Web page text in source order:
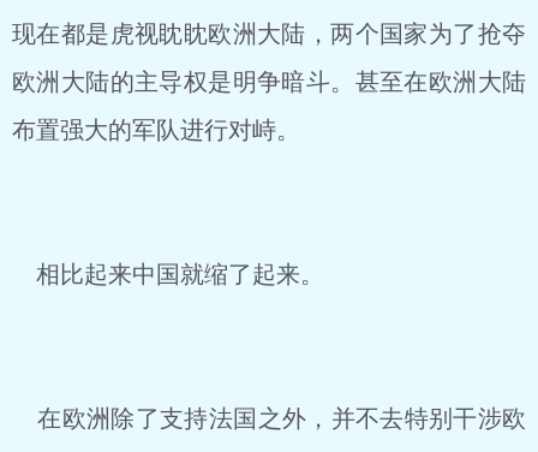
现在都是虎视眈眈欧洲大陆，两个国家为了抢夺
欧洲大陆的主导权是明争暗斗。甚至在欧洲大陆
布置强大的军队进行对峙。
相比起来中国就缩了起来。
在欧洲除了支持法国之外，并不去特别干涉欧